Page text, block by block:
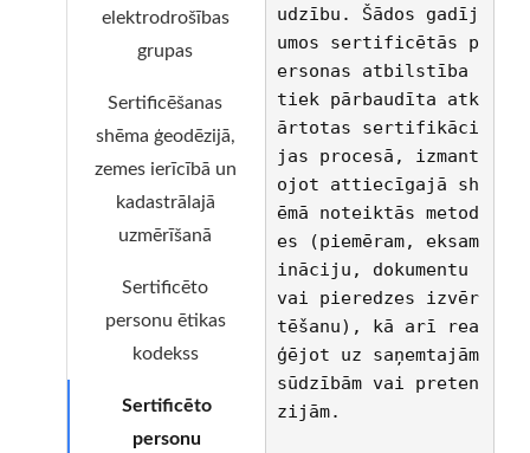
elektrodrošības
grupas
Sertificēšanas
shēma ģeodēzijā,
zemes ierīcībā un
kadastrālajā
uzmērīšanā
Sertificēto
personu ētikas
kodekss
Sertificēto
personu
udzību. Šādos gadīj
umos sertificētās p
ersonas atbilstība
tiek pārbaudīta atk
ārtotas sertifikāci
jas procesā, izmant
ojot attiecīgajā sh
ēmā noteiktās metod
es (piemēram, eksam
ināciju, dokumentu
vai pieredzes izvēr
tēšanu), kā arī rea
ģējot uz saņemtajām
sūdzībām vai preten
zijām.